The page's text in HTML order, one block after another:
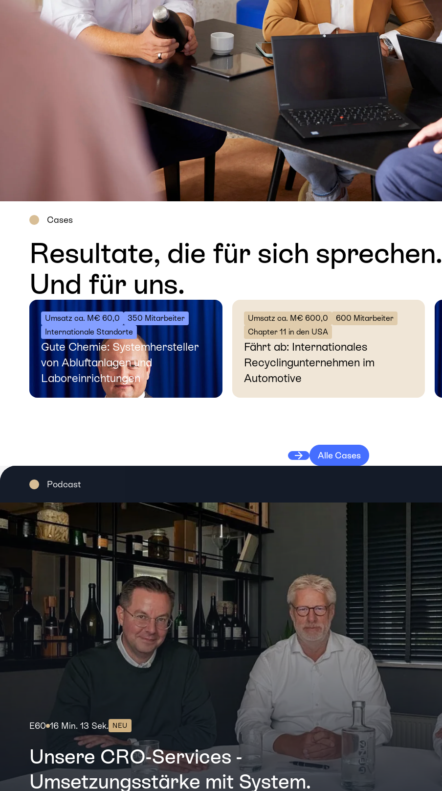
Cases
Resultate, die für sich sprechen.
Und für uns.
Umsatz ca. M€ 60,0
350 Mitarbeiter
Internationale Standorte
Gute Chemie: Systemhersteller
von Abluftanlagen und
Laboreinrichtungen
Umsatz ca. M€ 600,0
600 Mitarbeiter
Chapter 11 in den USA
Fährt ab: Internationales
Recyclingunternehmen im
Automotive
Alle Cases
Podcast
E60 16 Min. 13 Sek. NEU
Unsere CRO-Services -
Umsetzungsstärke mit System.